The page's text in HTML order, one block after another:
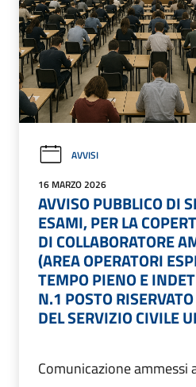
AVVISI
16 MARZO 2026
AVVISO PUBBLICO DI
ESAMI, PER LA
DI COLLABORATORE
(AREA OPERATORI
TEMPO PIENO E
N.1 POSTO
DEL SERVIZIO CIVILE
Comunicazione ammessi